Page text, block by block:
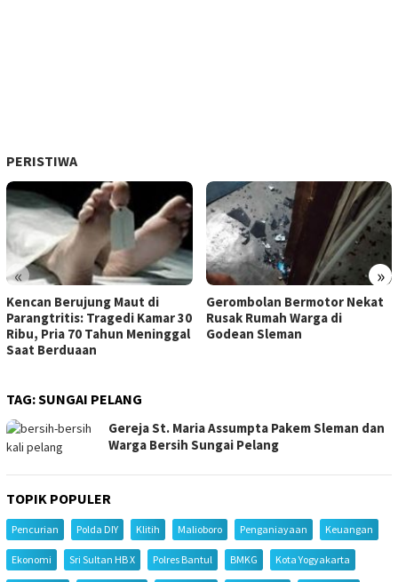
PERISTIWA
« »
Kencan Berujung Maut di
Parangtritis: Tragedi Kamar 30
Ribu, Pria 70 Tahun Meninggal
Saat Berduaan
Gerombolan Bermotor Nekat
Rusak Rumah Warga di
Godean Sleman
TAG:SUNGAI PELANG
Gereja St. Maria Assumpta Pakem Sleman dan
Warga Bersih Sungai Pelang
TOPIK POPULER
Pencurian Polda DIY Klitih Malioboro Penganiayaan Keuangan
Ekonomi Sri Sultan HB X Polres Bantul BMKG Kota Yogyakarta